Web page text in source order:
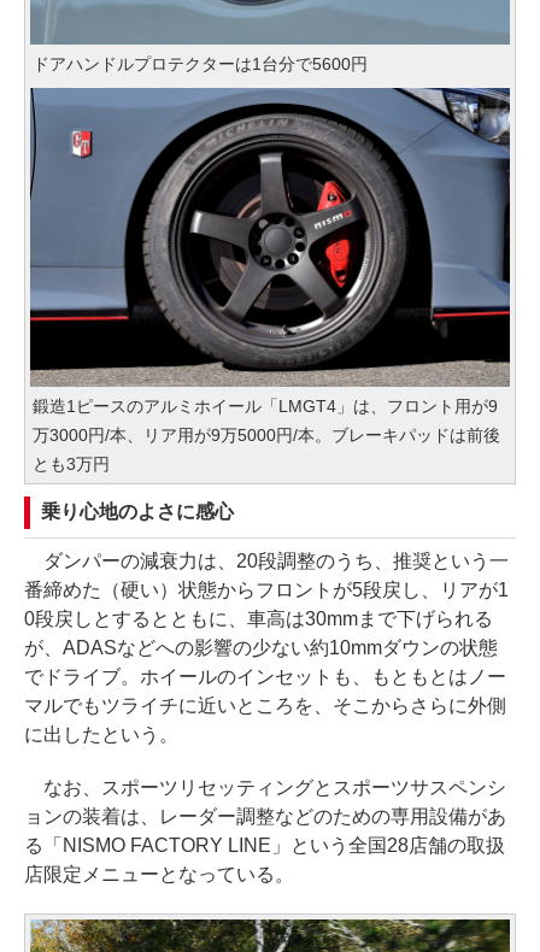
ドアハンドルプロテクターは1台分で5600円
鍛造1ピースのアルミホイール「LMGT4」は、フロント用が9
万3000円/本、リア用が9万5000円/本。ブレーキパッドは前後
とも3万円
乗り心地のよさに感心
ダンパーの減衰力は、20段調整のうち、推奨という一
番締めた（硬い）状態からフロントが5段戻し、リアが1
0段戻しとするとともに、車高は30mmまで下げられる
が、ADASなどへの影響の少ない約10mmダウンの状態
でドライブ。ホイールのインセットも、もともとはノー
マルでもツライチに近いところを、そこからさらに外側
に出したという。
なお、スポーツリセッティングとスポーツサスペンシ
ョンの装着は、レーダー調整などのための専用設備があ
る「NISMO FACTORY LINE」という全国28店舗の取扱
店限定メニューとなっている。